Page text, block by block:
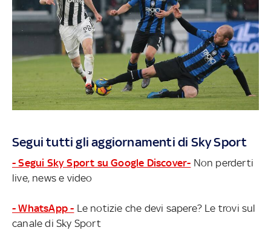
Segui tutti gli aggiornamenti di Sky Sport
- Segui Sky Sport su Google Discover- Non perderti
live, news e video
- WhatsApp - Le notizie che devi sapere? Le trovi sul
canale di Sky Sport